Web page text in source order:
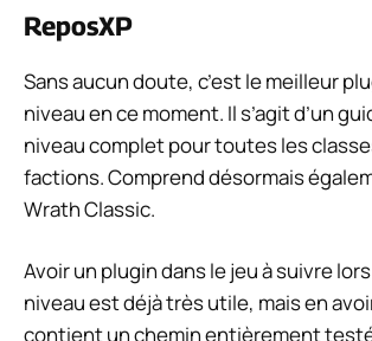
ReposXP
Sans aucun doute, c’est le meilleur
niveau en ce moment. Il s’agit d’un
niveau complet pour toutes les
factions. Comprend désormais
Wrath Classic.
Avoir un plugin dans le jeu à suivre
niveau est déjà très utile, mais en
contient un chemin entièrement